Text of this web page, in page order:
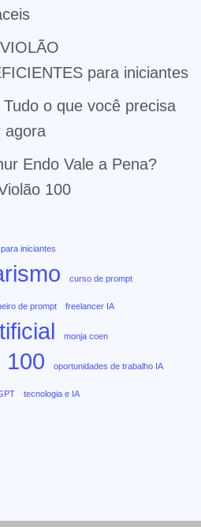
para iniciantes
o que você precisa
agora
Endo Vale a Pena?
100
iniciantes
curso de prompt
de prompt freelancer IA
monja coen
100 oportunidades de trabalho IA
tecnologia e IA